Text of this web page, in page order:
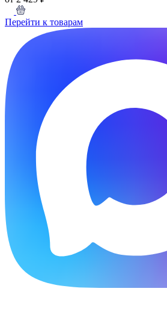
Перейти к товарам